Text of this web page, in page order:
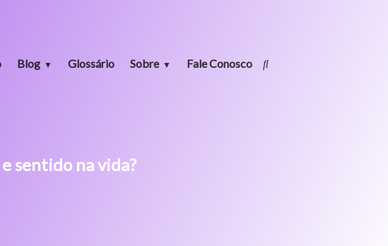
Blog Glossário Sobre Fale Conosco
sentido na vida?